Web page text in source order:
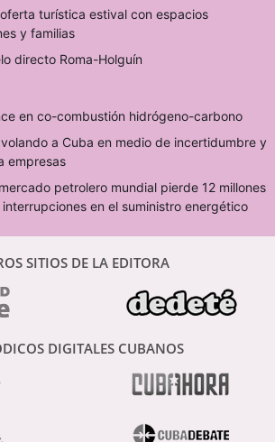
turística estival con espacios
y familias
directo Roma-Holguín
en co-combustión hidrógeno-carbono
a Cuba en medio de incertidumbre y
empresas
petrolero mundial pierde 12 millones
en el suministro energético
SITIOS DE LA EDITORA
DIGITALES CUBANOS